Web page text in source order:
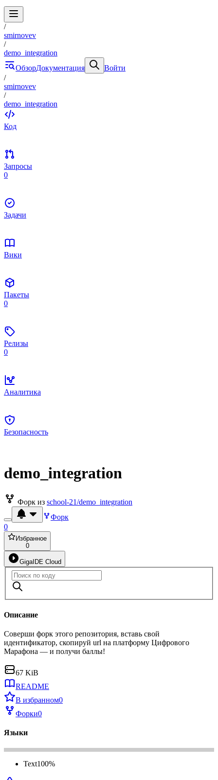
/
smirnovev
/
demo_integration
ОбзорДокументация
Войти
/
smirnovev
/
demo_integration
Код
Запросы
0
Задачи
Вики
Пакеты
0
Релизы
0
Аналитика
Безопасность
demo_integration
Форк из school-21/demo_integration
Форк
0
Избранное
0
GigaIDE Cloud
Описание
Соверши форк этого репозитория, вставь свой
идентификатор, скопируй url на платформу Цифрового
Марафона — и получи баллы!
67 KiB
README
В избранном0
Форки0
Языки
Text100%